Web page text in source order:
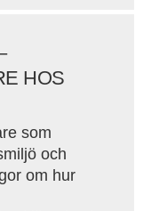
HOS
som
och
om hur